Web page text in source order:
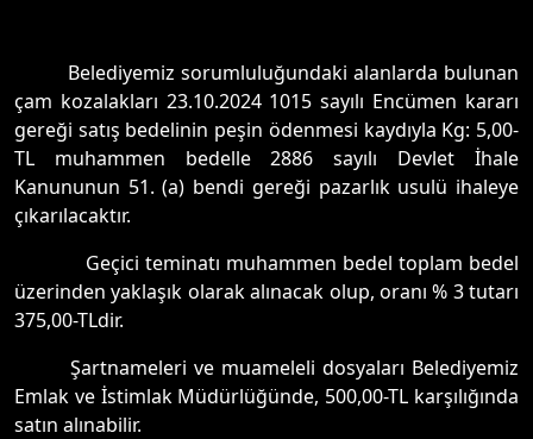
Belediyemiz sorumluluğundaki alanlarda bulunan
çam kozalakları 23.10.2024 1015 sayılı Encümen kararı
gereği satış bedelinin peşin ödenmesi kaydıyla Kg: 5,00-
TL muhammen bedelle 2886 sayılı Devlet İhale
Kanununun 51. (a) bendi gereği pazarlık usulü ihaleye
çıkarılacaktır.
Geçici teminatı muhammen bedel toplam bedel
üzerinden yaklaşık olarak alınacak olup, oranı % 3 tutarı
375,00-TLdir.
Şartnameleri ve muameleli dosyaları Belediyemiz
Emlak ve İstimlak Müdürlüğünde, 500,00-TL karşılığında
satın alınabilir.